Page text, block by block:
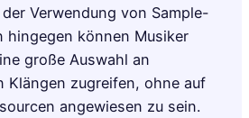
Verwendung von Sample-
hingegen können Musiker
große Auswahl an
Klängen zugreifen, ohne auf
angewiesen zu sein.